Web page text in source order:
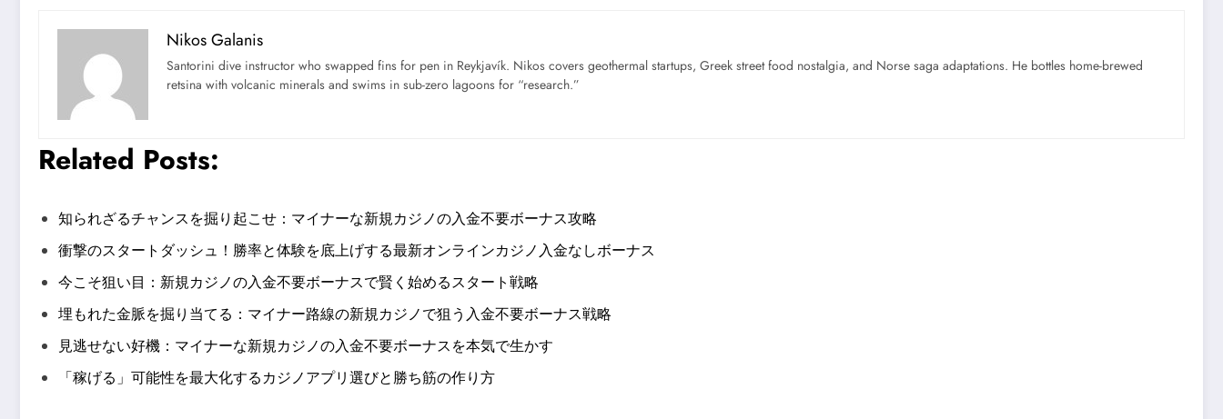
Nikos Galanis
Santorini dive instructor who swapped fins for pen in Reykjavík. Nikos covers geothermal startups, Greek street food nostalgia, and Norse saga adaptations. He bottles home-brewed
retsina with volcanic minerals and swims in sub-zero lagoons for “research.”
Related Posts:
知られざるチャンスを掘り起こせ：マイナーな新規カジノの入金不要ボーナス攻略
衝撃のスタートダッシュ！勝率と体験を底上げする最新オンラインカジノ入金なしボーナス
今こそ狙い目：新規カジノの入金不要ボーナスで賢く始めるスタート戦略
埋もれた金脈を掘り当てる：マイナー路線の新規カジノで狙う入金不要ボーナス戦略
見逃せない好機：マイナーな新規カジノの入金不要ボーナスを本気で生かす
「稼げる」可能性を最大化するカジノアプリ選びと勝ち筋の作り方